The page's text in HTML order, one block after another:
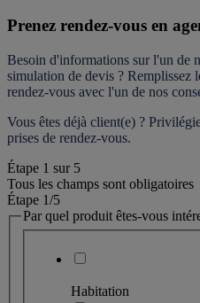
Prenez rendez-vous en
Besoin d'informations sur l'un de
simulation de devis ? Remplissez
rendez-vous avec l'un de nos
Vous êtes déjà client(e) ?
prises de rendez-vous.
Étape 1 sur 5
Tous les champs sont obligatoires
Étape 1/5
Par quel produit êtes-vous
Habitation